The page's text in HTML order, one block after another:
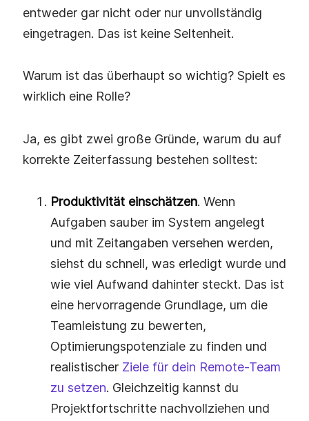
entweder gar nicht oder nur unvollständig
eingetragen. Das ist keine Seltenheit.
Warum ist das überhaupt so wichtig? Spielt es
wirklich eine Rolle?
Ja, es gibt zwei große Gründe, warum du auf
korrekte Zeiterfassung bestehen solltest:
Produktivität einschätzen. Wenn
Aufgaben sauber im System angelegt
und mit Zeitangaben versehen werden,
siehst du schnell, was erledigt wurde und
wie viel Aufwand dahinter steckt. Das ist
eine hervorragende Grundlage, um die
Teamleistung zu bewerten,
Optimierungspotenziale zu finden und
realistischer Ziele für dein Remote-Team
zu setzen. Gleichzeitig kannst du
Projektfortschritte nachvollziehen und